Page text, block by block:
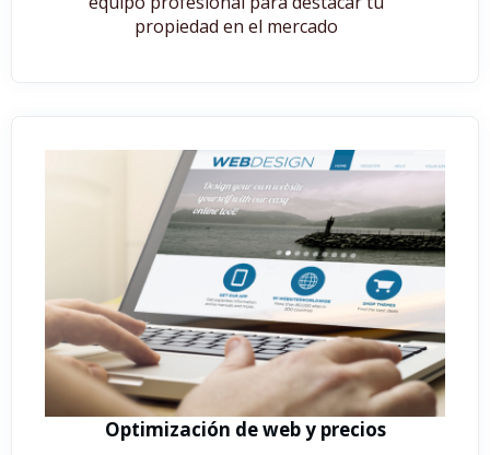
propiedad en el mercado
Optimización de web y precios